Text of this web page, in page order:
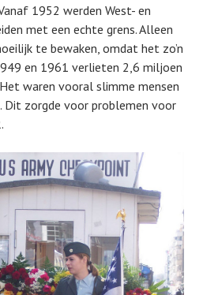
1952 werden West- en
met een echte grens. Alleen
te bewaken, omdat het zo’n
en 1961 verlieten 2,6 miljoen
waren vooral slimme mensen
Dit zorgde voor problemen voor